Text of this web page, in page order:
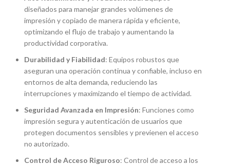
diseñados para manejar grandes volúmenes de
impresión y copiado de manera rápida y eficiente,
optimizando el flujo de trabajo y aumentando la
productividad corporativa.
Durabilidad y Fiabilidad: Equipos robustos que
aseguran una operación continua y confiable, incluso en
entornos de alta demanda, reduciendo las
interrupciones y maximizando el tiempo de actividad.
Seguridad Avanzada en Impresión: Funciones como
impresión segura y autenticación de usuarios que
protegen documentos sensibles y previenen el acceso
no autorizado.
Control de Acceso Riguroso: Control de acceso a los